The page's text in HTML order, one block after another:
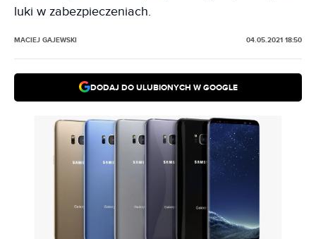
luki w zabezpieczeniach.
MACIEJ GAJEWSKI 04.05.2021 18:50
DODAJ DO ULUBIONYCH W GOOGLE